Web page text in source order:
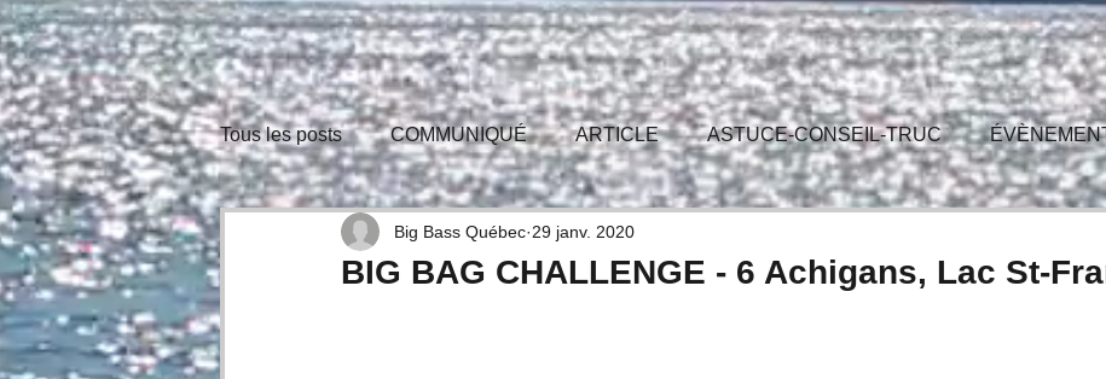
Tous les posts COMMUNIQUÉ ARTICLE ASTUCE-CONSEIL-TRUC
BULLETIN-INFO TIRAGE-GAGNANT
BIG BAG CHALLENGE - 6 Achigans, Lac St-
Big Bass Québec 29 janv. 2020